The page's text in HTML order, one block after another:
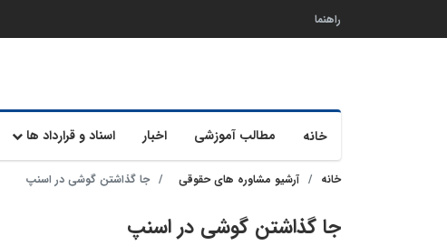
راهنما
خانه مطالب آموزشی اخبار اسناد و قرارداد ها
خانه آرشیو مشاوره های حقوقی جا گذاشتن گوشی در اسنپ
جا گذاشتن گوشی در اسنپ